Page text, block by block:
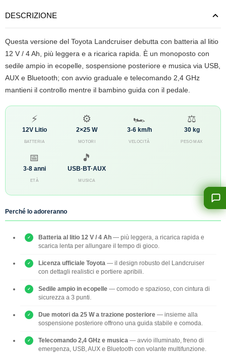
DESCRIZIONE
Questa versione del Toyota Landcruiser debutta con batteria al litio
12 V / 4 Ah, più leggera e a ricarica rapida. È un monoposto con
sedile ampio in ecopelle, sospensione posteriore e musica via USB,
AUX e Bluetooth; con avvio graduale e telecomando 2,4 GHz
mantieni il controllo mentre il bambino guida con il pedale.
⚡
12V Litio
BATTERIA
⚙️
2×25 W
MOTORI
🏎️
3-6 km/h
VELOCITÀ
⚖️
30 kg
PESO MAX
📅
3-8 anni
ETÀ
🎵
USB·BT·AUX
MUSICA
Perché lo adoreranno
Batteria al litio 12 V / 4 Ah — più leggera, a ricarica rapida e
scarica lenta per allungare il tempo di gioco.
Licenza ufficiale Toyota — il design robusto del Landcruiser
con dettagli realistici e portiere apribili.
Sedile ampio in ecopelle — comodo e spazioso, con cintura di
sicurezza a 3 punti.
Due motori da 25 W a trazione posteriore — insieme alla
sospensione posteriore offrono una guida stabile e comoda.
Telecomando 2,4 GHz e musica — avvio illuminato, freno di
emergenza, USB, AUX e Bluetooth con volante multifunzione.